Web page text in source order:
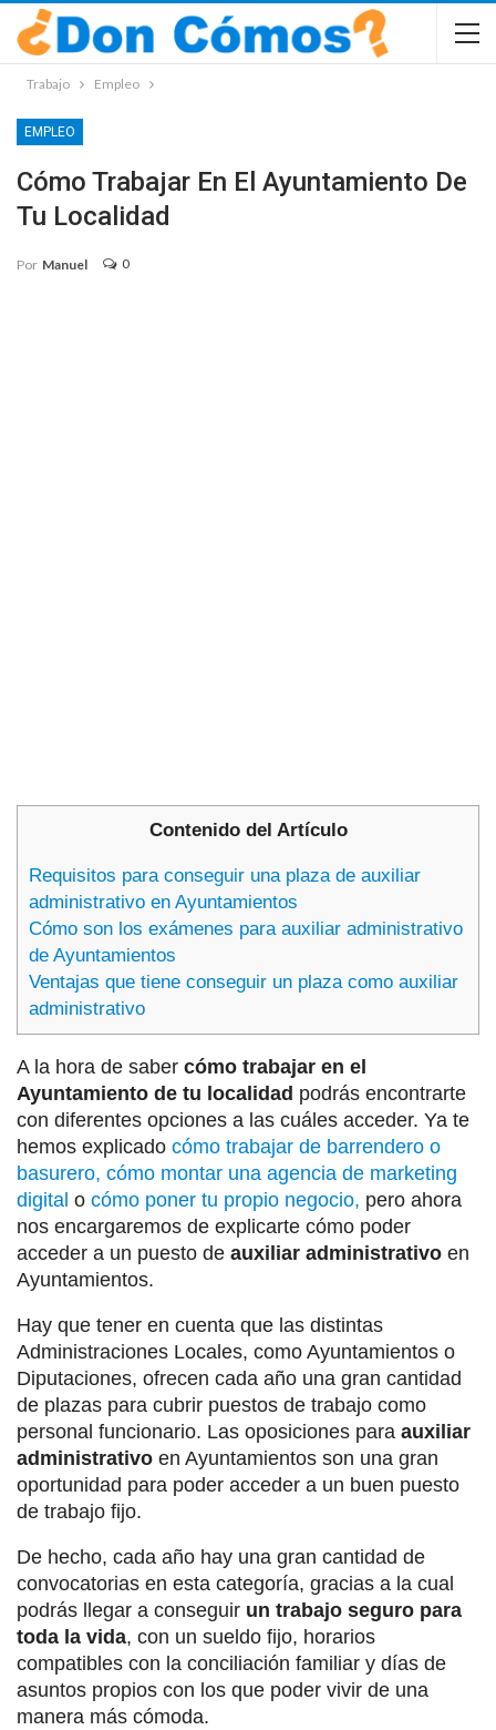
Trabajo Empleo
EMPLEO
Cómo Trabajar En El Ayuntamiento De
Tu Localidad
Por Manuel 0
Contenido del Artículo
Requisitos para conseguir una plaza de auxiliar
administrativo en Ayuntamientos
Cómo son los exámenes para auxiliar administrativo
de Ayuntamientos
Ventajas que tiene conseguir un plaza como auxiliar
administrativo
A la hora de saber cómo trabajar en el
Ayuntamiento de tu localidad podrás encontrarte
con diferentes opciones a las cuáles acceder. Ya te
hemos explicado cómo trabajar de barrendero o
basurero, cómo montar una agencia de marketing
digital o cómo poner tu propio negocio, pero ahora
nos encargaremos de explicarte cómo poder
acceder a un puesto de auxiliar administrativo en
Ayuntamientos.
Hay que tener en cuenta que las distintas
Administraciones Locales, como Ayuntamientos o
Diputaciones, ofrecen cada año una gran cantidad
de plazas para cubrir puestos de trabajo como
personal funcionario. Las oposiciones para auxiliar
administrativo en Ayuntamientos son una gran
oportunidad para poder acceder a un buen puesto
de trabajo fijo.
De hecho, cada año hay una gran cantidad de
convocatorias en esta categoría, gracias a la cual
podrás llegar a conseguir un trabajo seguro para
toda la vida, con un sueldo fijo, horarios
compatibles con la conciliación familiar y días de
asuntos propios con los que poder vivir de una
manera más cómoda.